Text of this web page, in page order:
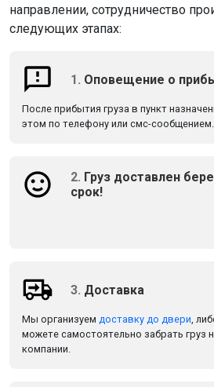
направлении, сотрудничество
следующих этапах:
1. Оповещение о
После прибытия груза в пункт
этом по телефону или смс-сообщением.
2. Груз доставлен
срок!
3. Доставка
Мы организуем доставку до двери,
можете самостоятельно забрать груз
компании.